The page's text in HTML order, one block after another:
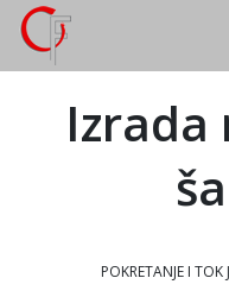
Izrada
POKRETANJE I